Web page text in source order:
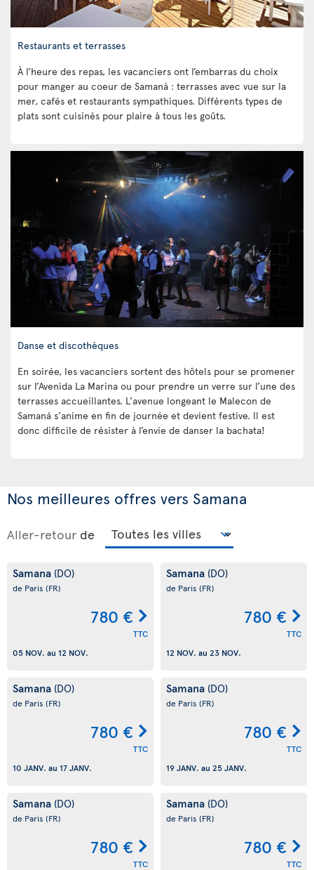
Restaurants et terrasses
À l’heure des repas, les vacanciers ont l’embarras du choix
pour manger au coeur de Samaná : terrasses avec vue sur la
mer, cafés et restaurants sympathiques. Différents types de
plats sont cuisinés pour plaire à tous les goûts.
Danse et discothèques
En soirée, les vacanciers sortent des hôtels pour se promener
sur l’Avenida La Marina ou pour prendre un verre sur l’une des
terrasses accueillantes. L’avenue longeant le Malecon de
Samaná s’anime en fin de journée et devient festive. Il est
donc difficile de résister à l’envie de danser la bachata!
Nos meilleures offres vers Samana
Aller-retour de
Samana (DO)
de Paris (FR)
780 €
TTC
05 NOV. au 12 NOV.
Samana (DO)
de Paris (FR)
780 €
TTC
12 NOV. au 23 NOV.
Samana (DO)
de Paris (FR)
780 €
TTC
10 JANV. au 17 JANV.
Samana (DO)
de Paris (FR)
780 €
TTC
19 JANV. au 25 JANV.
Samana (DO)
de Paris (FR)
780 €
TTC
Samana (DO)
de Paris (FR)
780 €
TTC